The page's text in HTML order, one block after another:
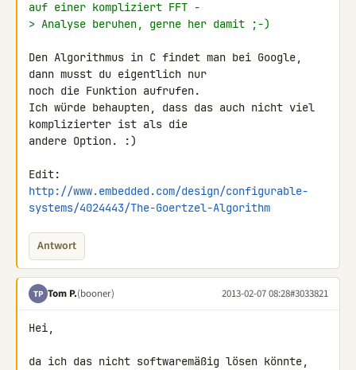
auf einer kompliziert FFT -
> Analyse beruhen, gerne her damit ;-)
Den Algorithmus in C findet man bei Google,
dann musst du eigentlich nur
noch die Funktion aufrufen.
Ich würde behaupten, dass das auch nicht viel
komplizierter ist als die
andere Option. :)
http://www.embedded.com/design/configurable-
systems/4024443/The-Goertzel-Algorithm
Antwort
TP Tom P.(booner) 2013-02-07 08:28#3033821
Hei,
da ich das nicht softwaremäßig lösen könnte,